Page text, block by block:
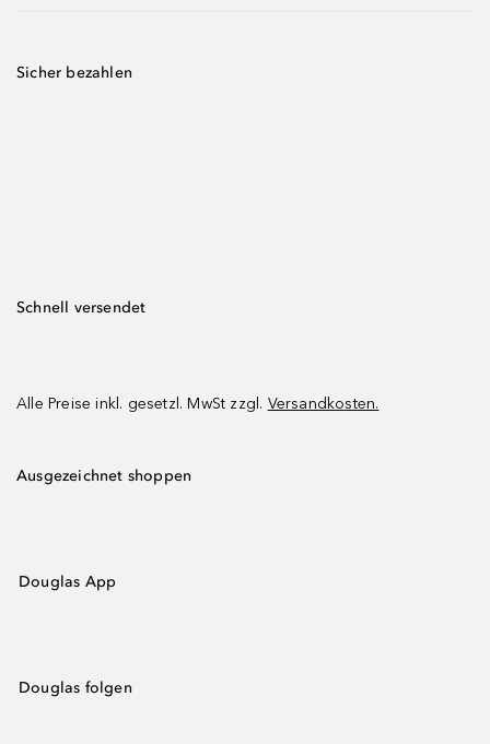
Sicher bezahlen
Schnell versendet
Alle Preise inkl. gesetzl. MwSt zzgl. Versandkosten.
Ausgezeichnet shoppen
Douglas App
Douglas folgen